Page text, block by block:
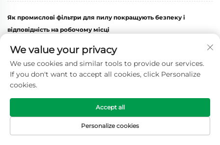
Як промислові фільтри для пилу покращують безпеку і
відповідність на робочому місці
Розуміння важливості газотурбінних повітряних фільтрів у
ДОМАШНЯ
ЕЛЕКТРОННА
We value your privacy
We use cookies and similar tools to provide our services.
If you don't want to accept all cookies, click Personalize
cookies.
Personalize cookies
Accept all